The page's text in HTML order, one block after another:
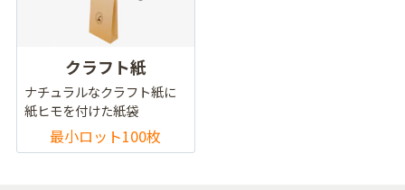
クラフト紙
ナチュラルなクラフト紙に
紙ヒモを付けた紙袋
最小ロット100枚